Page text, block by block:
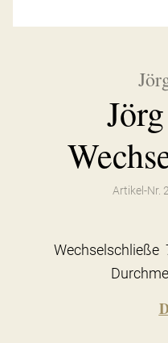
Artikel-Nr.
Wechselschließe